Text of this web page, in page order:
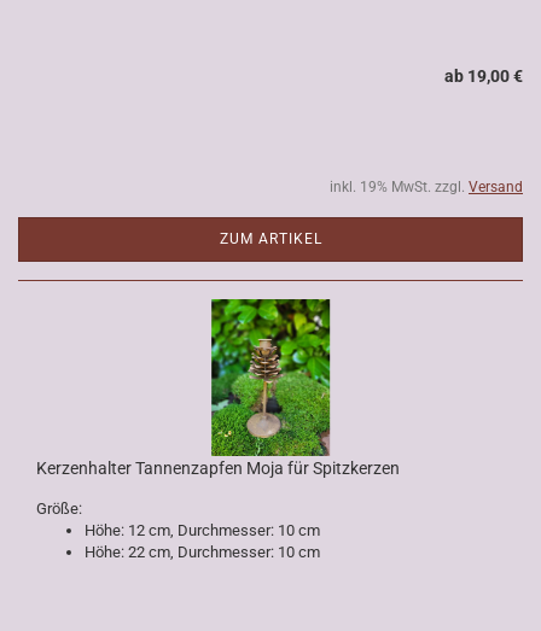
ab 19,00 €
inkl. 19% MwSt. zzgl. Versand
ZUM ARTIKEL
Kerzenhalter Tannenzapfen Moja für Spitzkerzen
Größe:
Höhe: 12 cm, Durchmesser: 10 cm
Höhe: 22 cm, Durchmesser: 10 cm